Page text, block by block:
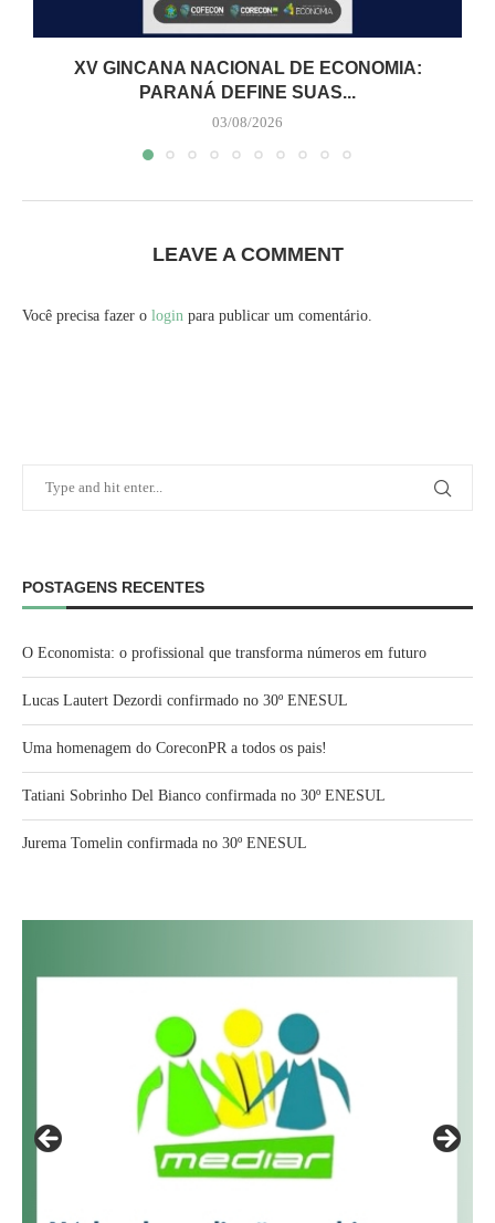
XV GINCANA NACIONAL DE ECONOMIA:
PARANÁ DEFINE SUAS...
03/08/2026
LEAVE A COMMENT
Você precisa fazer o login para publicar um comentário.
POSTAGENS RECENTES
O Economista: o profissional que transforma números em futuro
Lucas Lautert Dezordi confirmado no 30º ENESUL
Uma homenagem do CoreconPR a todos os pais!
Tatiani Sobrinho Del Bianco confirmada no 30º ENESUL
Jurema Tomelin confirmada no 30º ENESUL